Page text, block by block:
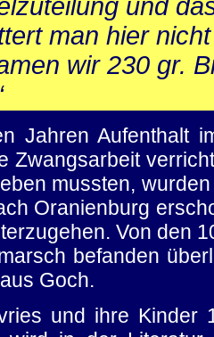
und
man hier
wir 230 gr.
Jahren Aufenthalt
Zwangsarbeit
mussten,
Oranienburg
Von den
befanden
Goch.
und ihre Kinder